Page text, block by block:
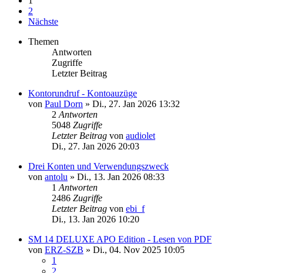
2
Nächste
Themen
Antworten
Zugriffe
Letzter Beitrag
Kontorundruf - Kontoauzüge
von Paul Dorn » Di., 27. Jan 2026 13:32
2 Antworten
5048 Zugriffe
Letzter Beitrag von audiolet
Di., 27. Jan 2026 20:03
Drei Konten und Verwendungszweck
von antolu » Di., 13. Jan 2026 08:33
1 Antworten
2486 Zugriffe
Letzter Beitrag von ebi_f
Di., 13. Jan 2026 10:20
SM 14 DELUXE APO Edition - Lesen von PDF
von ERZ-SZB » Di., 04. Nov 2025 10:05
1
2